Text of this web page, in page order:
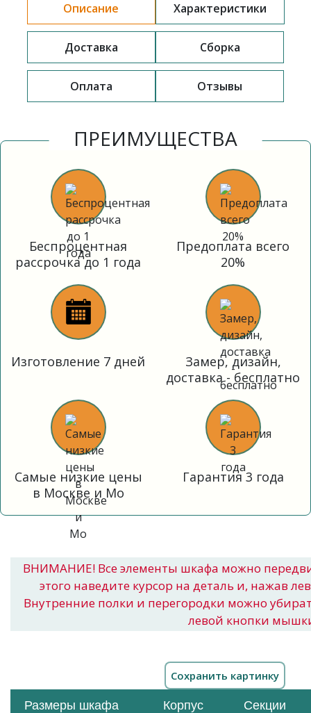
Описание Характеристики
Доставка Сборка
Оплата Отзывы
ПРЕИМУЩЕСТВА
Беспроцентная
рассрочка до 1 года
Предоплата всего
20%
Изготовление 7 дней
Замер, дизайн,
доставка - бесплатно
Самые низкие цены
в Москве и Мо
Гарантия 3 года
ВНИМАНИЕ! Все элементы шкафа можно
этого наведите курсор на деталь и, нажав
Внутренние полки и перегородки можно
левой кнопки
Размеры шкафа Корпус Секции